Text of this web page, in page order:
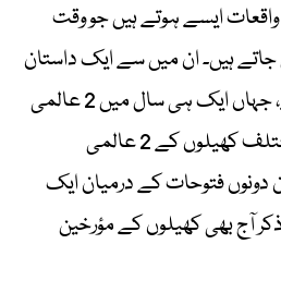
ایسے ہوتے ہیں جو وقت
ہیں۔ ان میں سے ایک داستان
1978 کے ارجنٹائن کی ہے، جہاں ایک ہی سال میں 2 عالمی
مقابلے منعقد ہوئے، 2 مختلف کھیلوں کے 2 عالمی
دونوں فتوحات کے درمیان ایک
آج بھی کھیلوں کے مؤرخین